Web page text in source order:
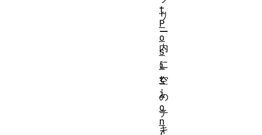
リ
ー
内
に
空
の
テ
キ
t
P
o
s
i
t
i
o
n